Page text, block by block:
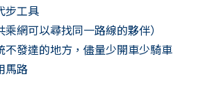
步工具
網可以尋找同一路線的夥伴）
不發達的地方，儘量少開車少騎車
馬路